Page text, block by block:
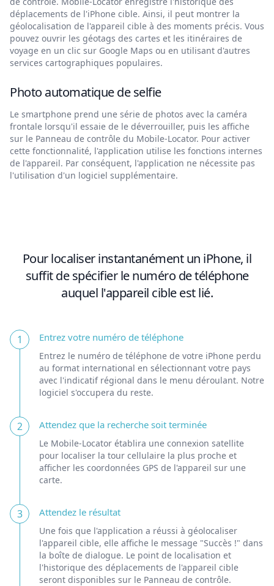
déplacements de l'iPhone cible. Ainsi, il peut montrer la
géolocalisation de l'appareil cible à des moments précis. Vous
pouvez ouvrir les géotags des cartes et les itinéraires de
voyage en un clic sur Google Maps ou en utilisant d'autres
services cartographiques populaires.
Photo automatique de selfie
Le smartphone prend une série de photos avec la caméra
frontale lorsqu'il essaie de le déverrouiller, puis les affiche
sur le Panneau de contrôle du Mobile-Locator. Pour activer
cette fonctionnalité, l'application utilise les fonctions internes
de l'appareil. Par conséquent, l'application ne nécessite pas
l'utilisation d'un logiciel supplémentaire.
Pour localiser instantanément un iPhone, il
suffit de spécifier le numéro de téléphone
auquel l'appareil cible est lié.
1 Entrez votre numéro de téléphone
Entrez le numéro de téléphone de votre iPhone perdu
au format international en sélectionnant votre pays
avec l'indicatif régional dans le menu déroulant. Notre
logiciel s'occupera du reste.
2 Attendez que la recherche soit terminée
Le Mobile-Locator établira une connexion satellite
pour localiser la tour cellulaire la plus proche et
afficher les coordonnées GPS de l'appareil sur une
carte.
3 Attendez le résultat
Une fois que l'application a réussi à géolocaliser
l'appareil cible, elle affiche le message "Succès !" dans
la boîte de dialogue. Le point de localisation et
l'historique des déplacements de l'appareil cible
seront disponibles sur le Panneau de contrôle.